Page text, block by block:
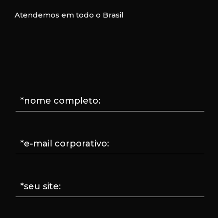
Atendemos em todo o Brasil
*nome completo:
*e-mail corporativo:
*seu site: